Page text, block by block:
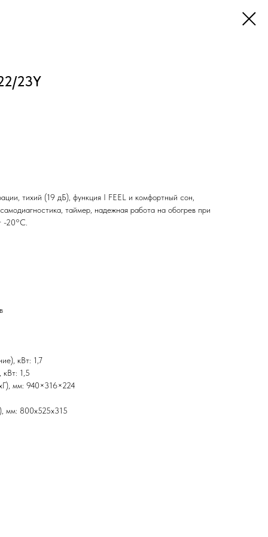
23Y
тихий (19 дБ), функция I FEEL и комфортный сон,
таймер, надежная работа на обогрев при
-20°С.
кВт: 1,7
кВт: 1,5
мм: 940×316×224
мм: 800x525x315